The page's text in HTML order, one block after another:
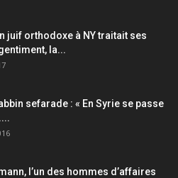
juif orthodoxe à NY traitait ses
la...
sefarade : « En Syrie se passe
l’un des hommes d’affaires